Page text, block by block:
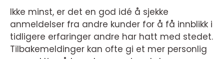
Ikke minst, er det en god idé å sjekke
anmeldelser fra andre kunder for å få innblikk i
tidligere erfaringer andre har hatt med stedet.
Tilbakemeldinger kan ofte gi et mer personlig